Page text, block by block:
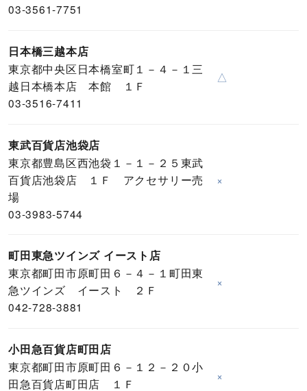
03-3561-7751
日本橋三越本店
東京都中央区日本橋室町１－４－１三
越日本橋本店 本館 １Ｆ
03-3516-7411
△
東武百貨店池袋店
東京都豊島区西池袋１－１－２５東武
百貨店池袋店 １Ｆ アクセサリー売
場
03-3983-5744
×
町田東急ツインズ イースト店
東京都町田市原町田６－４－１町田東
急ツインズ イースト ２Ｆ
042-728-3881
×
小田急百貨店町田店
東京都町田市原町田６－１２－２０小
田急百貨店町田店 １Ｆ
×